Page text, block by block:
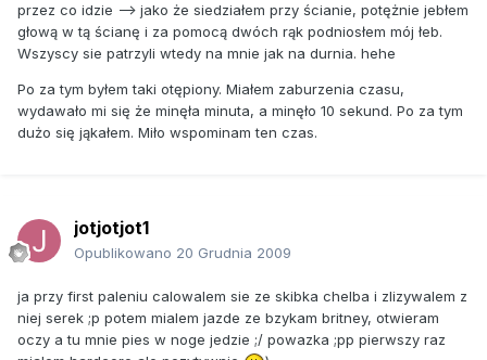
przez co idzie --> jako że siedziałem przy ścianie, potężnie jebłem
głową w tą ścianę i za pomocą dwóch rąk podniosłem mój łeb.
Wszyscy sie patrzyli wtedy na mnie jak na durnia. hehe
Po za tym byłem taki otępiony. Miałem zaburzenia czasu,
wydawało mi się że minęła minuta, a minęło 10 sekund. Po za tym
dużo się jąkałem. Miło wspominam ten czas.
jotjotjot1
Opublikowano 20 Grudnia 2009
ja przy first paleniu calowalem sie ze skibka chelba i zlizywalem z
niej serek ;p potem mialem jazde ze bzykam britney, otwieram
oczy a tu mnie pies w noge jedzie ;/ powazka ;pp pierwszy raz